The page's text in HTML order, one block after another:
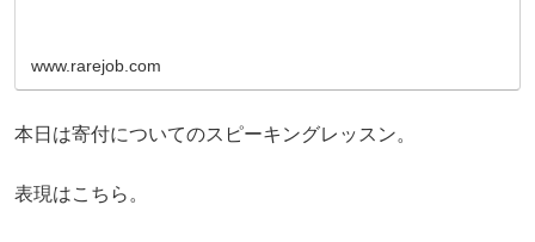
www.rarejob.com
本日は寄付についてのスピーキングレッスン。
表現はこちら。